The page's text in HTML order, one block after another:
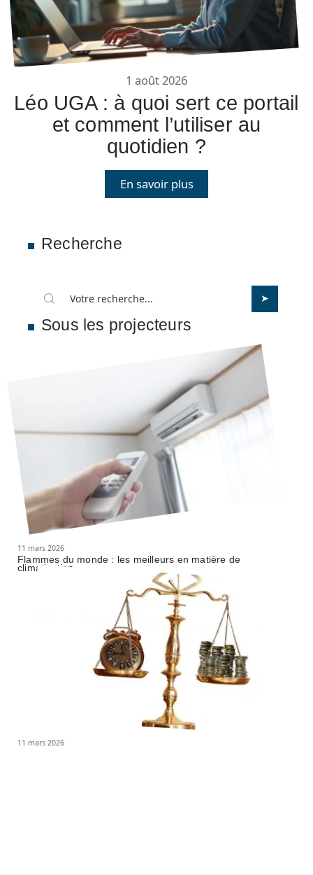
1 août 2026
Léo UGA : à quoi sert ce portail
et comment l’utiliser au
quotidien ?
En savoir plus
Recherche
Sous les projecteurs
11 mars 2026
Flammes du monde : les meilleurs en matière de
climatisation
11 mars 2026